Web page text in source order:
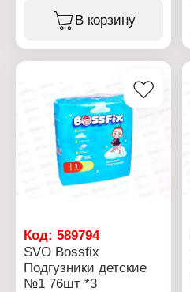
Характеристики:
Бренд: SVO
Объем: 1,5 л
В корзину
Код: 589794
SVO Bossfix
Подгузники детские
№1 76шт *3